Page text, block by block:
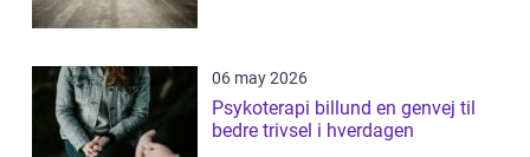
06 may 2026
Psykoterapi billund en genvej til
bedre trivsel i hverdagen